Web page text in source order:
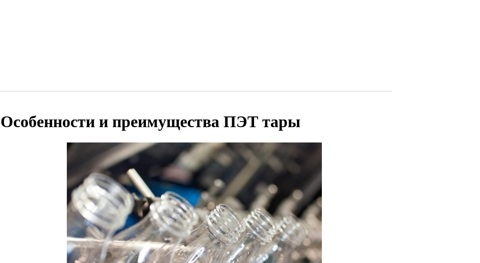
Особенности и преимущества ПЭТ тары